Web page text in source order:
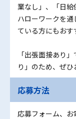
業なし」、「日給
ハローワークを
ている方にもおす
「出張面接あり
り」のため、ぜひ
応募方法
応募フォーム、お